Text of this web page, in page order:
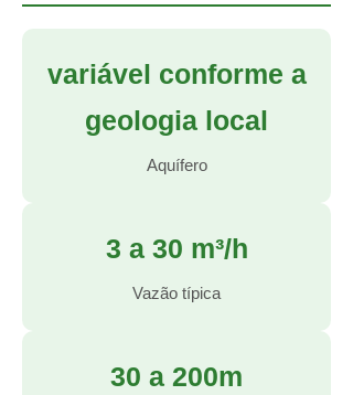
variável conforme a
geologia local
Aquífero
3 a 30 m³/h
Vazão típica
30 a 200m